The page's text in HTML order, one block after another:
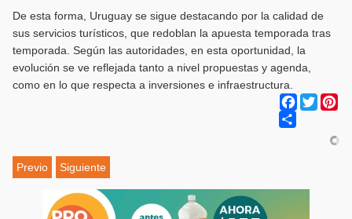
De esta forma, Uruguay se sigue destacando por la calidad de
sus servicios turísticos, que redoblan la apuesta temporada tras
temporada. Según las autoridades, en esta oportunidad, la
evolución se ve reflejada tanto a nivel propuestas y agenda,
como en lo que respecta a inversiones e infraestructura.
Facebook
Twitter
Previo Siguiente